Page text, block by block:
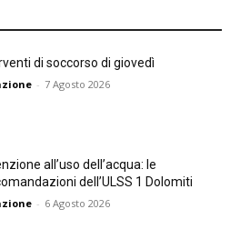
di soccorso di giovedì
- 7 Agosto 2026
all’uso dell’acqua: le
dell’ULSS 1 Dolomiti
- 6 Agosto 2026